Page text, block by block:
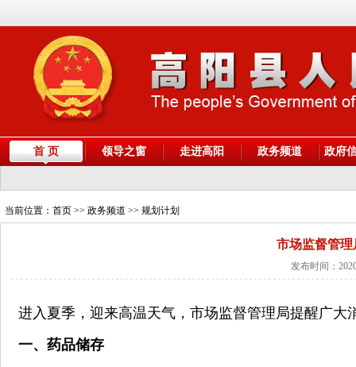
首 页 领导之窗 走进高阳 政务频道 政府
当前位置： 首页 >> 政务频道 >> 规划计划
市场监督管
发布时间：
进入夏季，迎来高温天气，市场监督管理局提醒广大
一、药品储存